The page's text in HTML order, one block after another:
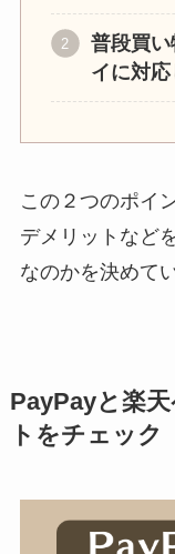
普段買
イに対
この２つのポイ
デメリットなど
なのかを決めて
PayPayと楽
トをチェック